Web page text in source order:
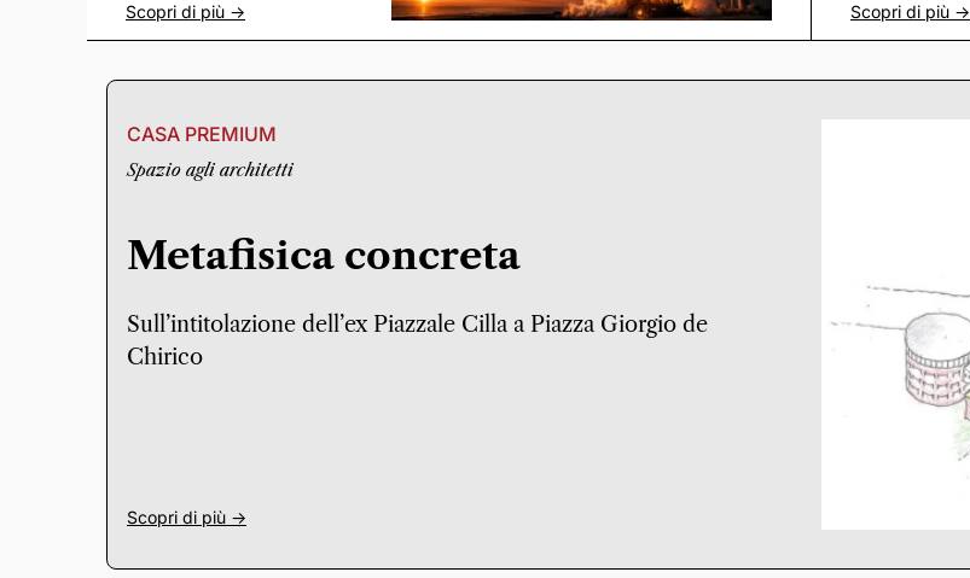
Scopri di più -> Scopri di più ->
CASA PREMIUM
Spazio agli architetti
Metafisica concreta
Sull’intitolazione dell’ex Piazzale Cilla a Piazza Giorgio de
Chirico
Scopri di più ->